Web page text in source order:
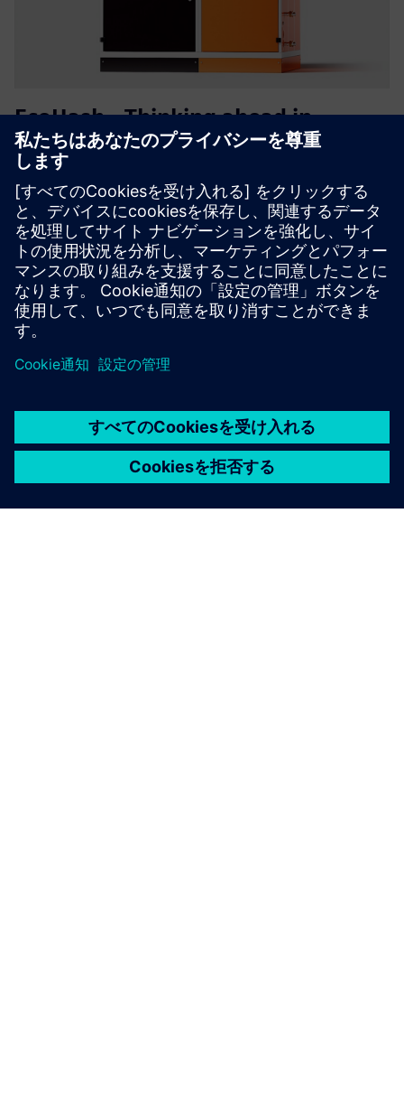
EcoHash - Thinking ahead in
energy utilisation
EcoHashは、余剰の再生可能電力を高価値のコンピューテ
ィングと使用可能な熱に変えるモジュール式のエネルギー
管理システムです。kWhあたりのROIを高め、暖房費を削
減し、既存のシステムとのシームレスな統合のための
HashLinkによる監視/制御を行います。
詳細情報